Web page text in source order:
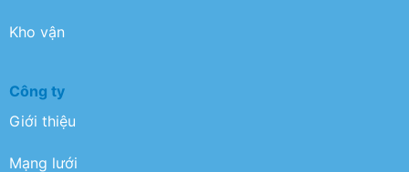
Kho vận
Công ty
Giới thiệu
Mạng lưới